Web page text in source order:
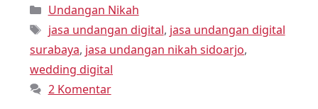
Undangan Nikah
jasa undangan digital, jasa undangan digital
surabaya, jasa undangan nikah sidoarjo,
wedding digital
2 Komentar